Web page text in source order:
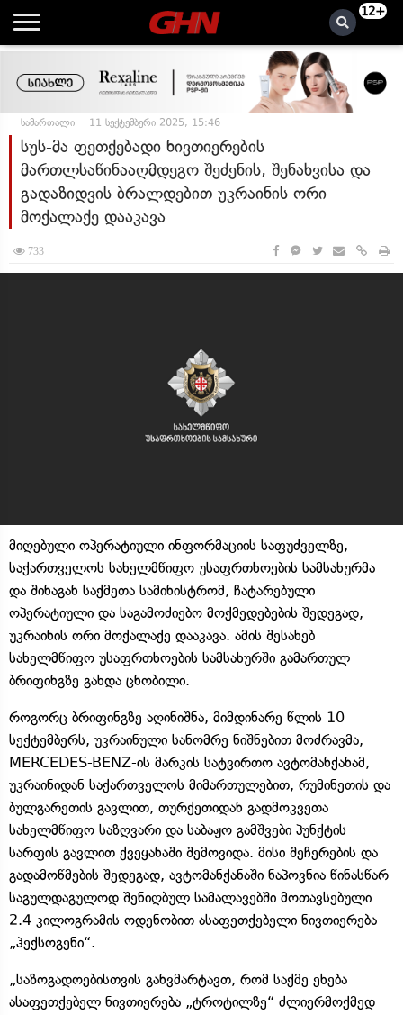
12+
სამართალი 11 სექტემბერი 2025, 15:46
სუს-მა ფეთქებადი ნივთიერების
მართლსაწინააღმდეგო შეძენის, შენახვისა და
გადაზიდვის ბრალდებით უკრაინის ორი
მოქალაქე დააკავა
733
მიღებული ოპერატიული ინფორმაციის საფუძველზე,
საქართველოს სახელმწიფო უსაფრთხოების სამსახურმა
და შინაგან საქმეთა სამინისტრომ, ჩატარებული
ოპერატიული და საგამოძიებო მოქმედებების შედეგად,
უკრაინის ორი მოქალაქე დააკავა. ამის შესახებ
სახელმწიფო უსაფრთხოების სამსახურში გამართულ
ბრიფინგზე გახდა ცნობილი.
როგორც ბრიფინგზე აღინიშნა, მიმდინარე წლის 10
სექტემბერს, უკრაინული სანომრე ნიშნებით მოძრავმა,
MERCEDES-BENZ-ის მარკის სატვირთო ავტომანქანამ,
უკრაინიდან საქართველოს მიმართულებით, რუმინეთის და
ბულგარეთის გავლით, თურქეთიდან გადმოკვეთა
სახელმწიფო საზღვარი და საბაჟო გამშვები პუნქტის
სარფის გავლით ქვეყანაში შემოვიდა. მისი შეჩერების და
გადამოწმების შედეგად, ავტომანქანაში ნაპოვნია წინასწარ
საგულდაგულოდ შენიღბულ სამალავებში მოთავსებული
2.4 კილოგრამის ოდენობით ასაფეთქებელი ნივთიერება
„ჰექსოგენი“.
„საზოგადოებისთვის განვმარტავთ, რომ საქმე ეხება
ასაფეთქებელ ნივთიერება „ტროტილზე“ ძლიერმოქმედ